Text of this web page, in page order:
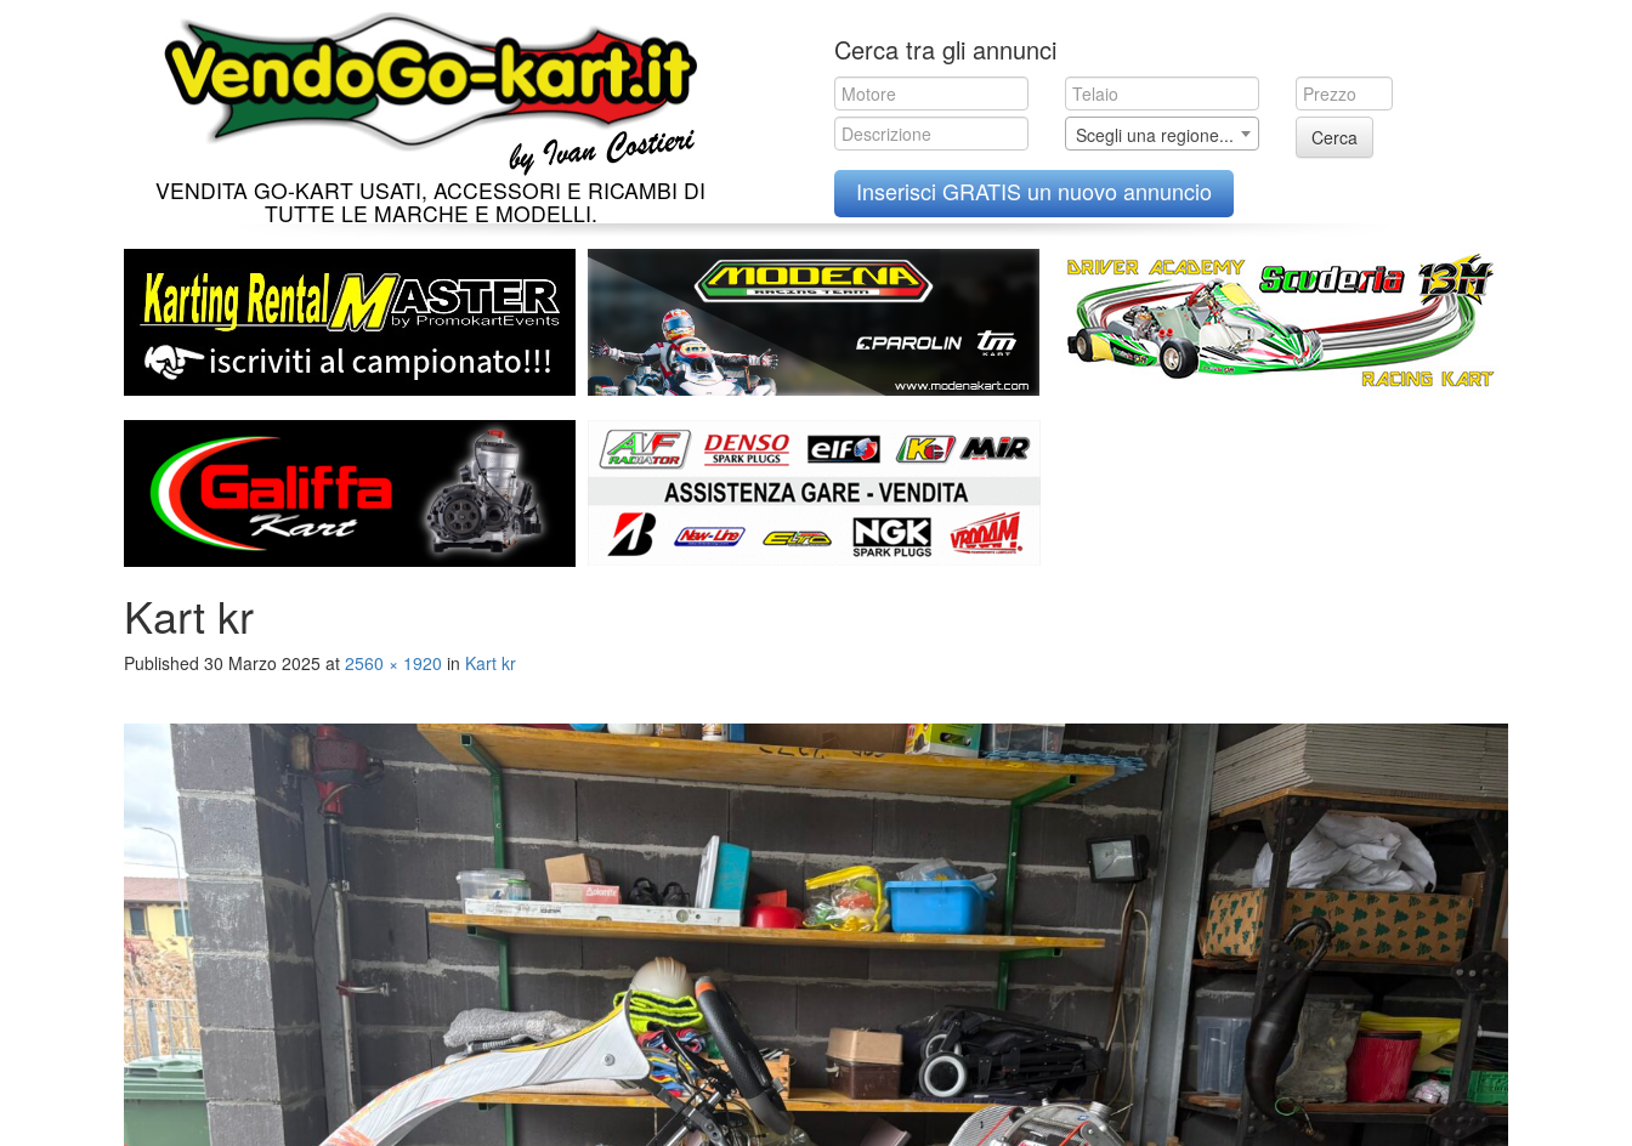
VENDITA GO-KART USATI, ACCESSORI E RICAMBI DI
TUTTE LE MARCHE E MODELLI.
to
content
Cerca tra gli annunci
Scegli una regione... Cerca
Inserisci GRATIS un nuovo annuncio
Kart kr
Published 30 Marzo 2025 at 2560 × 1920 in Kart kr